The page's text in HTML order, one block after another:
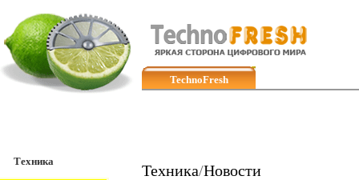
TechnoFresh
Техника
Техника/Новости